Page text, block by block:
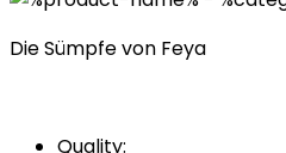
Die Sümpfe von Feya
Quality: